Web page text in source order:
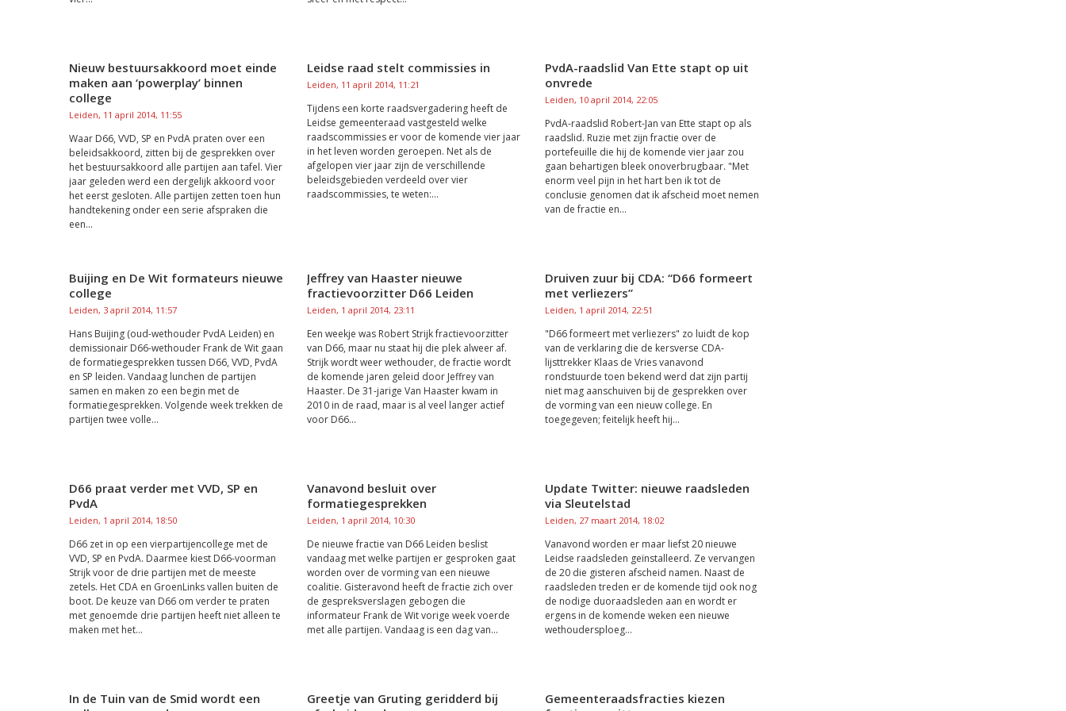
Nieuw bestuursakkoord moet einde
maken aan ‘powerplay’ binnen
college
Leiden, 11 april 2014, 11:55
Waar D66, VVD, SP en PvdA praten over een
beleidsakkoord, zitten bij de gesprekken over
het bestuursakkoord alle partijen aan tafel. Vier
jaar geleden werd een dergelijk akkoord voor
het eerst gesloten. Alle partijen zetten toen hun
handtekening onder een serie afspraken die
een...
Leidse raad stelt commissies in
Leiden, 11 april 2014, 11:21
Tijdens een korte raadsvergadering heeft de
Leidse gemeenteraad vastgesteld welke
raadscommissies er voor de komende vier jaar
in het leven worden geroepen. Net als de
afgelopen vier jaar zijn de verschillende
beleidsgebieden verdeeld over vier
raadscommissies, te weten:...
PvdA-raadslid Van Ette stapt op uit
onvrede
Leiden, 10 april 2014, 22:05
PvdA-raadslid Robert-Jan van Ette stapt op als
raadslid. Ruzie met zijn fractie over de
portefeuille die hij de komende vier jaar zou
gaan behartigen bleek onoverbrugbaar. "Met
enorm veel pijn in het hart ben ik tot de
conclusie genomen dat ik afscheid moet nemen
van de fractie en...
Buijing en De Wit formateurs nieuwe
college
Leiden, 3 april 2014, 11:57
Hans Buijing (oud-wethouder PvdA Leiden) en
demissionair D66-wethouder Frank de Wit gaan
de formatiegesprekken tussen D66, VVD, PvdA
en SP leiden. Vandaag lunchen de partijen
samen en maken zo een begin met de
formatiegesprekken. Volgende week trekken de
partijen twee volle...
Jeffrey van Haaster nieuwe
fractievoorzitter D66 Leiden
Leiden, 1 april 2014, 23:11
Een weekje was Robert Strijk fractievoorzitter
van D66, maar nu staat hij die plek alweer af.
Strijk wordt weer wethouder, de fractie wordt
de komende jaren geleid door Jeffrey van
Haaster. De 31-jarige Van Haaster kwam in
2010 in de raad, maar is al veel langer actief
voor D66...
Druiven zuur bij CDA: “D66 formeert
met verliezers”
Leiden, 1 april 2014, 22:51
"D66 formeert met verliezers" zo luidt de kop
van de verklaring die de kersverse CDA-
lijsttrekker Klaas de Vries vanavond
rondstuurde toen bekend werd dat zijn partij
niet mag aanschuiven bij de gesprekken over
de vorming van een nieuw college. En
toegegeven; feitelijk heeft hij...
D66 praat verder met VVD, SP en
PvdA
Leiden, 1 april 2014, 18:50
D66 zet in op een vierpartijencollege met de
VVD, SP en PvdA. Daarmee kiest D66-voorman
Strijk voor de drie partijen met de meeste
zetels. Het CDA en GroenLinks vallen buiten de
boot. De keuze van D66 om verder te praten
met genoemde drie partijen heeft niet alleen te
maken met het...
Vanavond besluit over
formatiegesprekken
Leiden, 1 april 2014, 10:30
De nieuwe fractie van D66 Leiden beslist
vandaag met welke partijen er gesproken gaat
worden over de vorming van een nieuwe
coalitie. Gisteravond heeft de fractie zich over
de gespreksverslagen gebogen die
informateur Frank de Wit vorige week voerde
met alle partijen. Vandaag is een dag van...
Update Twitter: nieuwe raadsleden
via Sleutelstad
Leiden, 27 maart 2014, 18:02
Vanavond worden er maar liefst 20 nieuwe
Leidse raadsleden geïnstalleerd. Ze vervangen
de 20 die gisteren afscheid namen. Naast de
raadsleden treden er de komende tijd ook nog
de nodige duoraadsleden aan en wordt er
ergens in de komende weken een nieuwe
wethoudersploeg...
In de Tuin van de Smid wordt een
Greetje van Gruting geridderd bij
Gemeenteraadsfracties kiezen